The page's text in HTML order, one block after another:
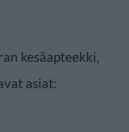
kesäapteekki,
asiat: